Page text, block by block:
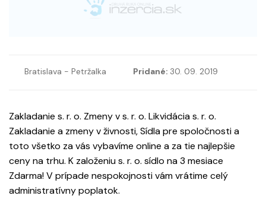
Bratislava - Petržalka Pridané: 30. 09. 2019
Zakladanie s. r. o. Zmeny v s. r. o. Likvidácia s. r. o.
Zakladanie a zmeny v živnosti, Sídla pre spoločnosti a
toto všetko za vás vybavíme online a za tie najlepšie
ceny na trhu. K založeniu s. r. o. sídlo na 3 mesiace
Zdarma! V prípade nespokojnosti vám vrátime celý
administratívny poplatok.